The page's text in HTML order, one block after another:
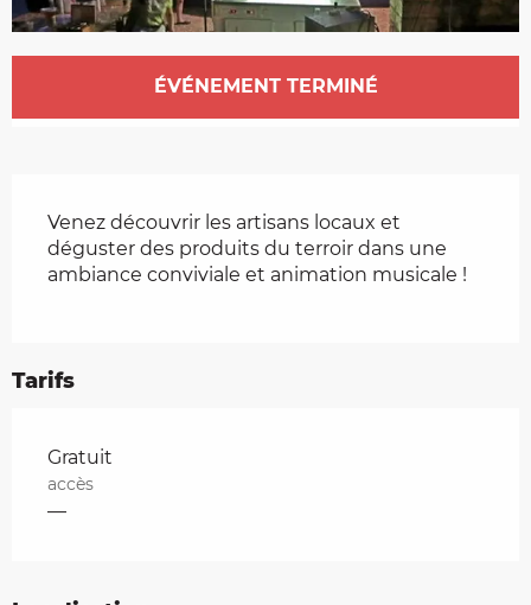
Ouverture et coordonnées
ÉVÉNEMENT TERMINÉ
Venez découvrir les artisans locaux et
déguster des produits du terroir dans une
ambiance conviviale et animation musicale !
Tarifs
Tarifs 2026
Gratuit
accès
—